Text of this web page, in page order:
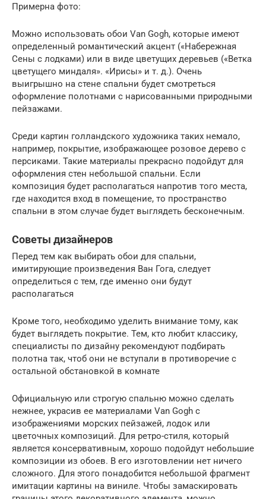
Примерна фото:
Можно использовать обои Van Gogh, которые имеют
определенный романтический акцент («Набережная
Сены с лодками) или в виде цветущих деревьев («Ветка
цветущего миндаля». «Ирисы» и т. д.). Очень
выигрышно на стене спальни будет смотреться
оформление полотнами с нарисованными природными
пейзажами.
Среди картин голландского художника таких немало,
например, покрытие, изображающее розовое дерево с
персиками. Такие материалы прекрасно подойдут для
оформления стен небольшой спальни. Если
композиция будет располагаться напротив того места,
где находится вход в помещение, то пространство
спальни в этом случае будет выглядеть бесконечным.
Советы дизайнеров
Перед тем как выбирать обои для спальни,
имитирующие произведения Ван Гога, следует
определиться с тем, где именно они будут
располагаться
Кроме того, необходимо уделить внимание тому, как
будет выглядеть покрытие. Тем, кто любит классику,
специалисты по дизайну рекомендуют подбирать
полотна так, чтоб они не вступали в противоречие с
остальной обстановкой в комнате
Официальную или строгую спальню можно сделать
нежнее, украсив ее материалами Van Gogh с
изображениями морских пейзажей, лодок или
цветочных композиций. Для ретро-стиля, который
является консервативным, хорошо подойдут небольшие
композиции из обоев. В его изготовлении нет ничего
сложного. Для этого понадобится небольшой фрагмент
имитации картины на виниле. Чтобы замаскировать